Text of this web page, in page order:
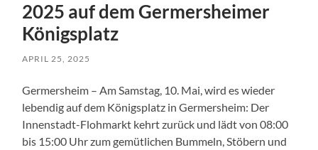
2025 auf dem Germersheimer
Königsplatz
APRIL 25, 2025
Germersheim – Am Samstag, 10. Mai, wird es wieder
lebendig auf dem Königsplatz in Germersheim: Der
Innenstadt-Flohmarkt kehrt zurück und lädt von 08:00
bis 15:00 Uhr zum gemütlichen Bummeln, Stöbern und